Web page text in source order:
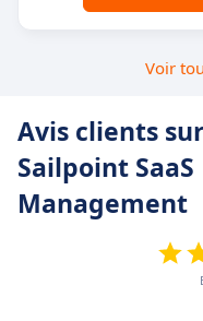
Voir
Avis clients sur
Sailpoint SaaS
Management